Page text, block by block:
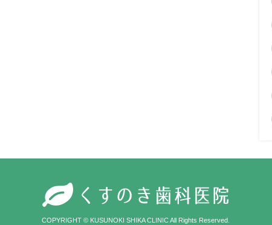
COPYRIGHT © KUSUNOKI SHIKA CLINIC All Rights Reserved.